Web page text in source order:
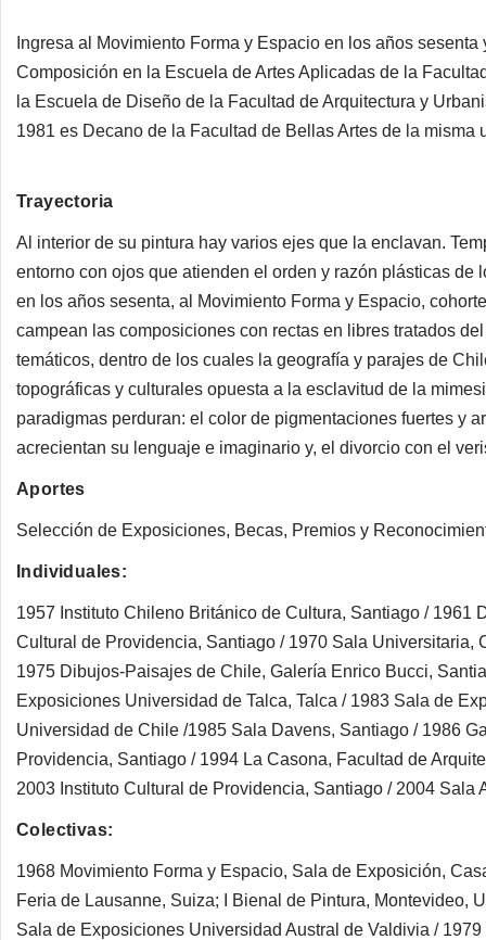
Ingresa al Movimiento Forma y Espacio en los años
Composición en la Escuela de Artes Aplicadas de la
la Escuela de Diseño de la Facultad de Arquitectura y
1981 es Decano de la Facultad de Bellas Artes de la misma
Trayectoria
Al interior de su pintura hay varios ejes que la enclavan.
entorno con ojos que atienden el orden y razón plásticas
en los años sesenta, al Movimiento Forma y Espacio,
campean las composiciones con rectas en libres tratados
temáticos, dentro de los cuales la geografía y parajes de
topográficas y culturales opuesta a la esclavitud de la
paradigmas perduran: el color de pigmentaciones fuertes y
acrecientan su lenguaje e imaginario y, el divorcio con el
Aportes
Selección de Exposiciones, Becas, Premios y
Individuales:
1957 Instituto Chileno Británico de Cultura, Santiago / 1961
Cultural de Providencia, Santiago / 1970 Sala
1975 Dibujos-Paisajes de Chile, Galería Enrico Bucci,
Exposiciones Universidad de Talca, Talca / 1983 Sala de
Universidad de Chile /1985 Sala Davens, Santiago / 1986
Providencia, Santiago / 1994 La Casona, Facultad de
2003 Instituto Cultural de Providencia, Santiago / 2004 Sala
Colectivas:
1968 Movimiento Forma y Espacio, Sala de Exposición,
Feria de Lausanne, Suiza; I Bienal de Pintura, Montevideo,
Sala de Exposiciones Universidad Austral de Valdivia /